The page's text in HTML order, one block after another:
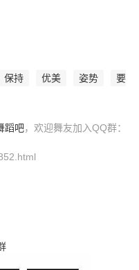
保持 优美 姿势
要
蹈吧，欢迎舞友加入QQ群：